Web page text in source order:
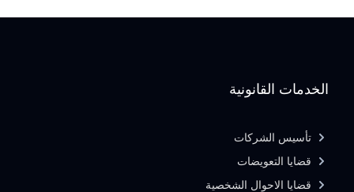
الخدمات القانونية
تأسيس الشركات
قضايا التعويضات
قضايا الاحوال الشخصية